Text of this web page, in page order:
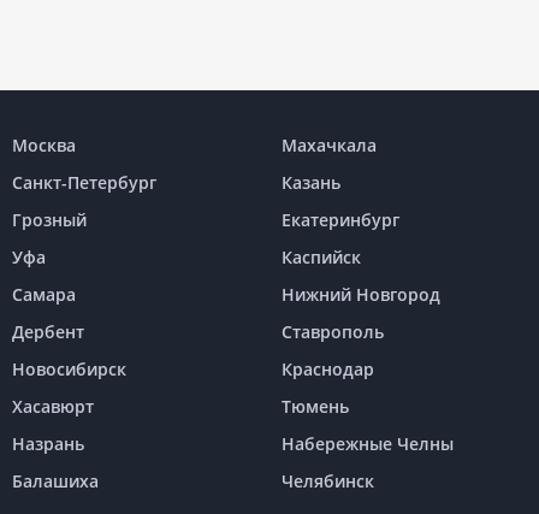
Москва
Махачкала
Санкт-Петербург
Казань
Грозный
Екатеринбург
Уфа
Каспийск
Самара
Нижний Новгород
Дербент
Ставрополь
Новосибирск
Краснодар
Хасавюрт
Тюмень
Назрань
Набережные Челны
Балашиха
Челябинск